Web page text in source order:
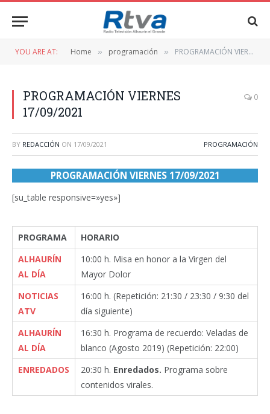
YOU ARE AT: Home » programación » PROGRAMACIÓN VIERNES 17/09/2021
PROGRAMACIÓN VIERNES
17/09/2021
0
BY REDACCIÓN ON 17/09/2021 PROGRAMACIÓN
PROGRAMACIÓN VIERNES 17/09/2021
[su_table responsive=»yes»]
PROGRAMA
HORARIO
ALHAURÍN
AL DÍA
10:00 h. Misa en honor a la Virgen del
Mayor Dolor
NOTICIAS
ATV
16:00 h. (Repetición: 21:30 / 23:30 / 9:30 del
día siguiente)
ALHAURÍN
AL DÍA
16:30 h. Programa de recuerdo: Veladas de
blanco (Agosto 2019) (Repetición: 22:00)
ENREDADOS
20:30 h. Enredados. Programa sobre
contenidos virales.